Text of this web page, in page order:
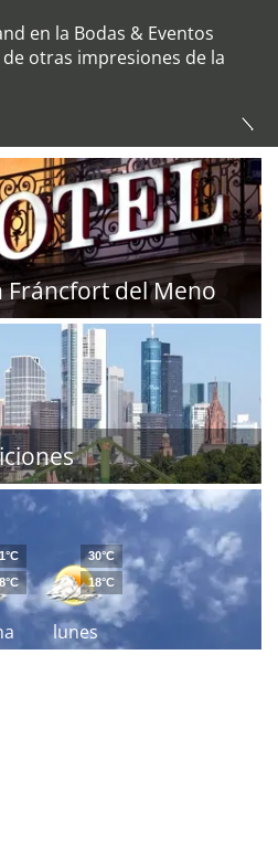
en la Bodas & Eventos
otras impresiones de la
Fráncfort del Meno
lunes
30°C
18°C